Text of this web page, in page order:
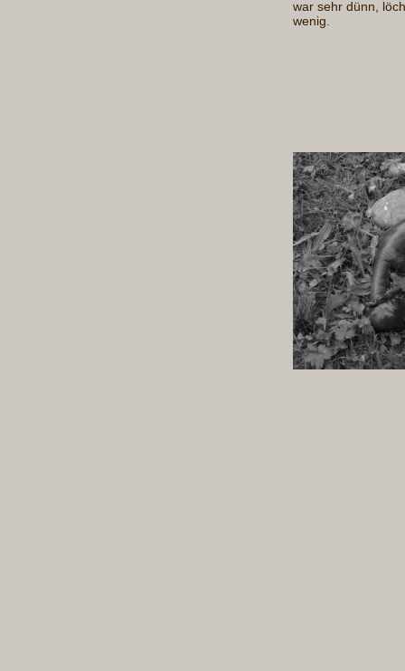
war sehr dünn,
wenig.